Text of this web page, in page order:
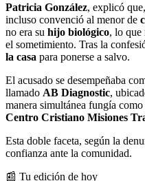
Patricia González, explicó
incluso convenció al menor de
no era su hijo biológico, lo que
el sometimiento. Tras la
la casa para ponerse a salvo.
El acusado se desempeñaba
llamado AB Diagnostic,
manera simultánea fungía como
Centro Cristiano Misiones
Esta doble faceta, según la
confianza ante la comunidad.
📰 Tu edición de hoy